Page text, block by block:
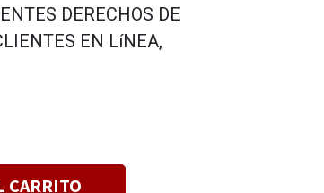
DERECHOS DE
EN LíNEA,
CARRITO